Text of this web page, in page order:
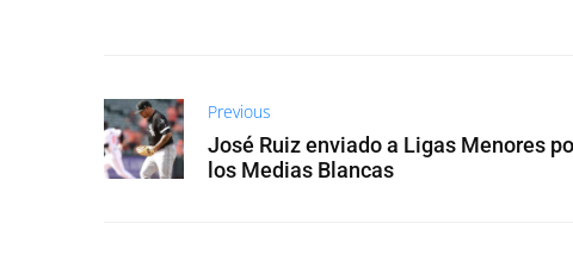
Previous
José Ruiz enviado a Ligas Menores
los Medias Blancas